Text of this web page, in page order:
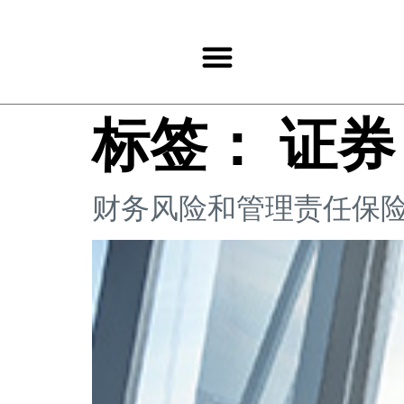
标签： 证券
财务风险和管理责任保